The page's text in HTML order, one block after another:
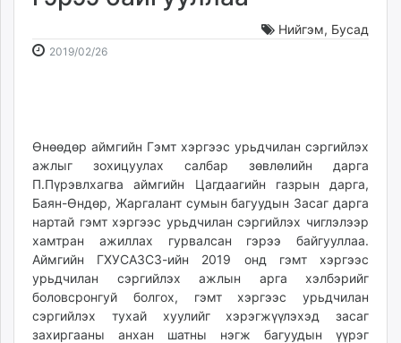
tovch.mn
24tsag.mn
shuud.mn
eagle.mn
ergelt.mn
zarig.mn
today.mn
zuv.mn
mminfo.mn
ugluu.mn
Нийгэм, Бусад
2019/02/262019-
2026-
Өнөөдөр аймгийн Гэмт хэргээс урьдчилан сэргийлэх
ажлыг зохицуулах салбар зөвлөлийн дарга
П.Пүрэвлхагва аймгийн Цагдаагийн газрын дарга,
Баян-Өндөр, Жаргалант сумын багуудын Засаг дарга
нартай гэмт хэргээс урьдчилан сэргийлэх чиглэлээр
хамтран ажиллах гурвалсан гэрээ байгууллаа.
Аймгийн ГХУСАЗСЗ-ийн 2019 онд гэмт хэргээс
урьдчилан сэргийлэх ажлын арга хэлбэрийг
боловсронгуй болгох, гэмт хэргээс урьдчилан
сэргийлэх тухай хуулийг хэрэгжүүлэхэд засаг
захиргааны анхан шатны нэгж багуудын үүрэг